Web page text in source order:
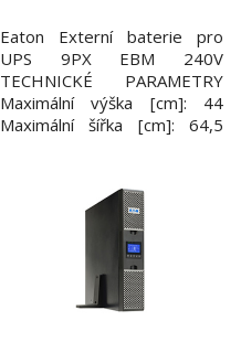
Eaton Externí baterie pro
UPS 9PX EBM 240V
TECHNICKÉ PARAMETRY
Maximální výška [cm]: 44
Maximální šířka [cm]: 64,5